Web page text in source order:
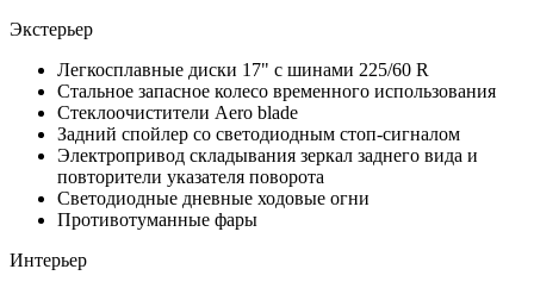
Экстерьер
Легкосплавные диски 17" с шинами 225/60 R
Стальное запасное колесо временного использования
Стеклоочистители Aero blade
Задний спойлер со светодиодным стоп-сигналом
Электропривод складывания зеркал заднего вида и
повторители указателя поворота
Светодиодные дневные ходовые огни
Противотуманные фары
Интерьер